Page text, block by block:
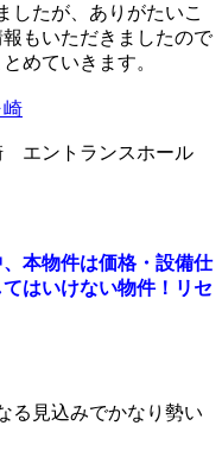
したが、ありがたいこ
もいただきましたので
めていきます。
エントランスホール
本物件は価格・設備仕
はいけない物件！リセ
る見込みでかなり勢い